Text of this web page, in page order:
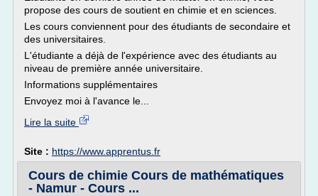
propose des cours de soutient en chimie et en sciences.
Les cours conviennent pour des étudiants de secondaire et
des universitaires.
L'étudiante a déjà de l'expérience avec des étudiants au
niveau de première année universitaire.
Informations supplémentaires
Envoyez moi à l'avance le...
Lire la suite
Site : https://www.apprentus.fr
Cours de chimie Cours de mathématiques
- Namur - Cours ...